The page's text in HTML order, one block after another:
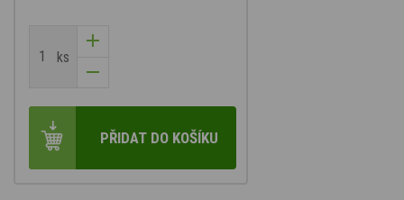
ks
PŘIDAT DO KOŠÍKU